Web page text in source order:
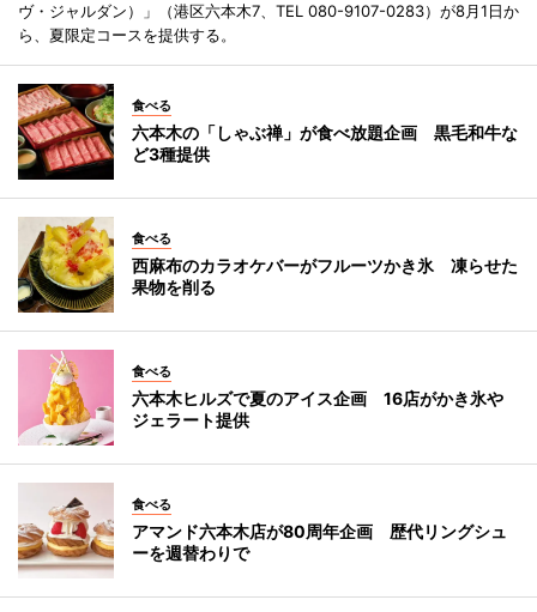
ヴ・ジャルダン）」（港区六本木7、TEL 080-9107-0283）が8月1日か
ら、夏限定コースを提供する。
食べる
六本木の「しゃぶ禅」が食べ放題企画 黒毛和牛な
ど3種提供
食べる
西麻布のカラオケバーがフルーツかき氷 凍らせた
果物を削る
食べる
六本木ヒルズで夏のアイス企画 16店がかき氷や
ジェラート提供
食べる
アマンド六本木店が80周年企画 歴代リングシュ
ーを週替わりで